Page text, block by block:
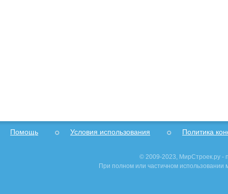
Помощь Условия использования Политика
© 2009-2023, МирСтроек.ру -
При полном или частичном использовании